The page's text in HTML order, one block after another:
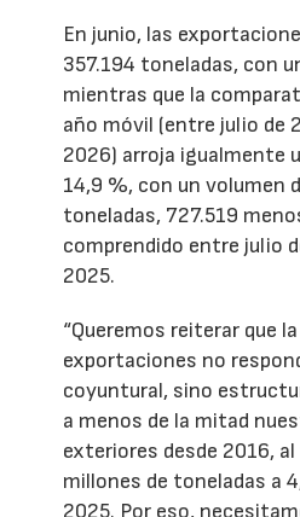
En junio, las
357.194 toneladas, con
mientras que la
año móvil (entre julio de
2026) arroja igualmente
14,9 %, con un volumen
toneladas, 727.519
comprendido entre julio
2025.
“Queremos reiterar que
exportaciones no
coyuntural, sino
a menos de la mitad
exteriores desde 2016, al
millones de toneladas a